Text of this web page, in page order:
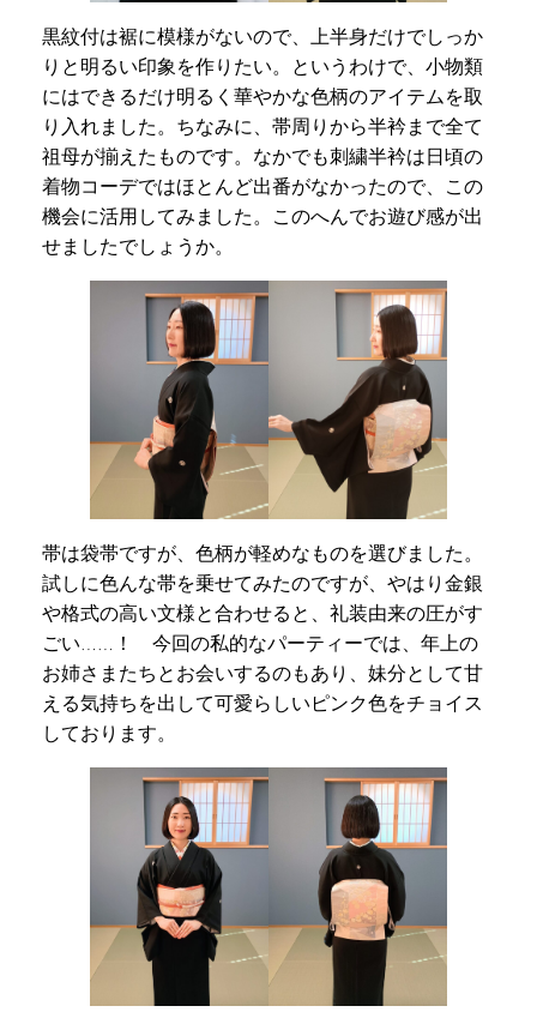
黒紋付は裾に模様がないので、上半身だけでしっか
りと明るい印象を作りたい。というわけで、小物類
にはできるだけ明るく華やかな色柄のアイテムを取
り入れました。ちなみに、帯周りから半衿まで全て
祖母が揃えたものです。なかでも刺繍半衿は日頃の
着物コーデではほとんど出番がなかったので、この
機会に活用してみました。このへんでお遊び感が出
せましたでしょうか。
帯は袋帯ですが、色柄が軽めなものを選びました。
試しに色んな帯を乗せてみたのですが、やはり金銀
や格式の高い文様と合わせると、礼装由来の圧がす
ごい……！ 今回の私的なパーティーでは、年上の
お姉さまたちとお会いするのもあり、妹分として甘
える気持ちを出して可愛らしいピンク色をチョイス
しております。